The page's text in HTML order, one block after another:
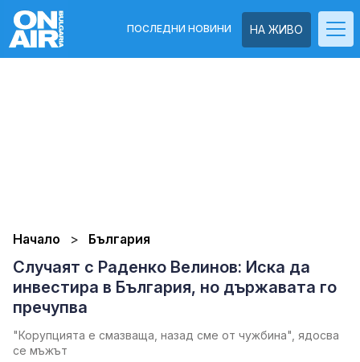
НА ЖИВО
ПОСЛЕДНИ НОВИНИ
Начало България
Случаят с Раденко Велинов: Иска да
инвестира в България, но държавата го
пречупва
"Корупцията е смазваща, назад сме от чужбина", ядосва
се мъжът